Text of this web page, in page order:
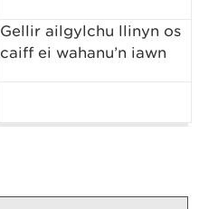
Gellir ailgylchu llinyn os
caiff ei wahanu’n iawn